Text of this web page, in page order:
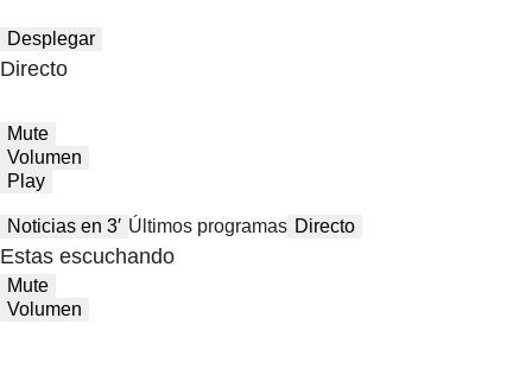
Desplegar
Directo
Mute
Volumen
Play
Noticias en 3′ Últimos programas Directo
Estas escuchando
Mute
Volumen